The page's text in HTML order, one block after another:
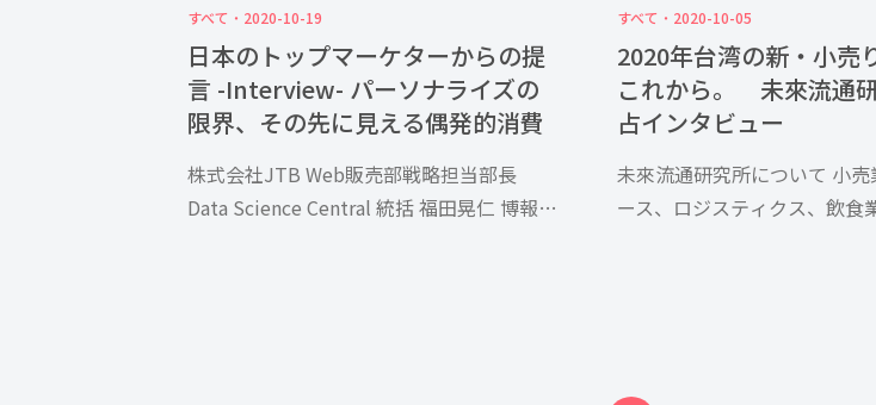
すべて 2020-10-19
日本のトップマーケターからの提
言 -Interview- パーソナライズの
限界、その先に見える偶発的消費
株式会社JTB Web販売部戦略担当部長
Data Science Central 統括 福田晃仁 博報堂
すべて 2020-10-05
2020年台湾の新・小売
これから。 未來流通
占インタビュー
未來流通研究所について 小売
ース、ロジスティクス、飲食